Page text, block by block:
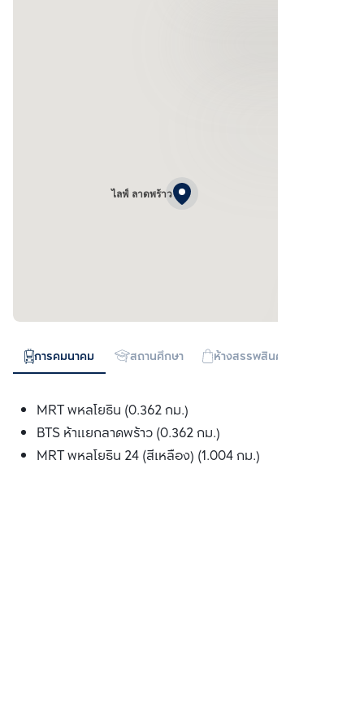
ไลฟ์ ลาดพร้าว
การคมนาคม สถานศึกษา ห้างสรรพสินค้า
MRT พหลโยธิน (0.362 กม.)
BTS ห้าแยกลาดพร้าว (0.362 กม.)
MRT พหลโยธิน 24 (สีเหลือง) (1.004 กม.)